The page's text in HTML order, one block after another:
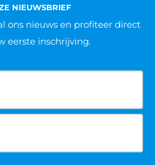
NIEUWSBRIEF
ons nieuws en profiteer direct
eerste inschrijving.